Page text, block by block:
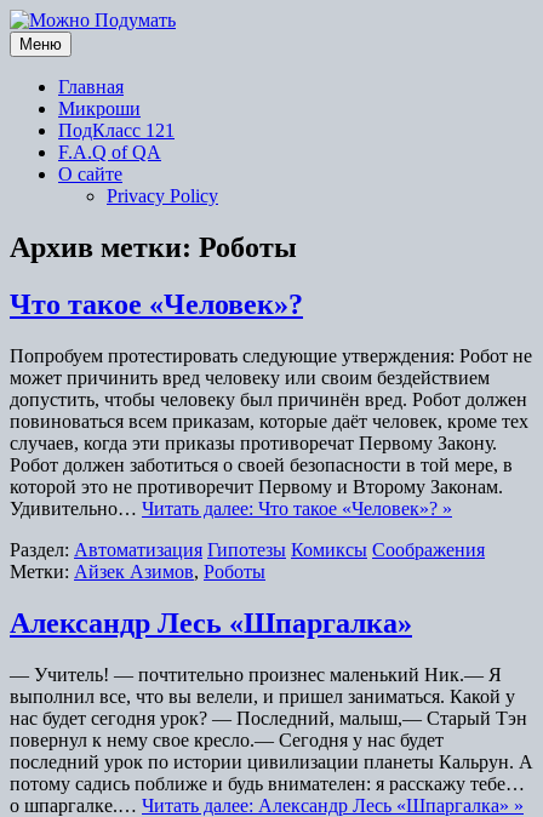
Перейти
к
содержимому
Меню
Главная
Микроши
ПодКласс 121
F.A.Q of QA
О сайте
Privacy Policy
Архив метки: Роботы
Что такое «Человек»?
Попробуем протестировать следующие утверждения: Робот не
может причинить вред человеку или своим бездействием
допустить, чтобы человеку был причинён вред. Робот должен
повиноваться всем приказам, которые даёт человек, кроме тех
случаев, когда эти приказы противоречат Первому Закону.
Робот должен заботиться о своей безопасности в той мере, в
которой это не противоречит Первому и Второму Законам.
Удивительно… Читать далее: Что такое «Человек»? »
Раздел: Автоматизация Гипотезы Комиксы Соображения
Метки: Айзек Азимов, Роботы
Александр Лесь «Шпаргалка»
— Учитель! — почтительно произнес маленький Ник.— Я
выполнил все, что вы велели, и пришел заниматься. Какой у
нас будет сегодня урок? — Последний, малыш,— Старый Тэн
повернул к нему свое кресло.— Сегодня у нас будет
последний урок по истории цивилизации планеты Кальрун. А
потому садись поближе и будь внимателен: я расскажу тебе…
о шпаргалке.… Читать далее: Александр Лесь «Шпаргалка» »